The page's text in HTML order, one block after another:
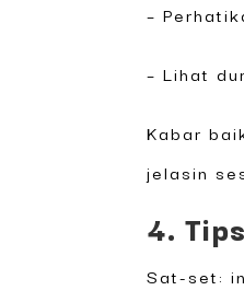
–
– Lihat
Kabar
jelasin
4.
Sat-set: